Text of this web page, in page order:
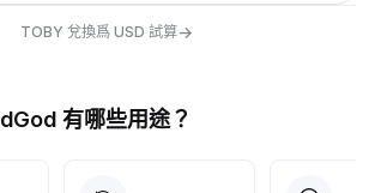
TOBY 兌換爲 USD 試算→
有哪些用途？